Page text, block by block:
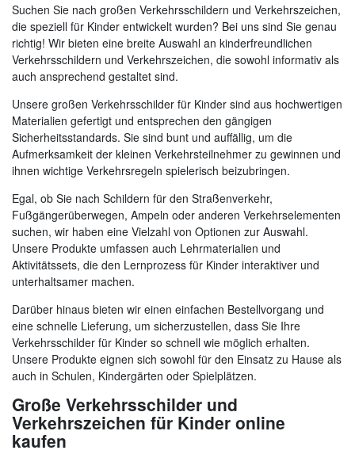
Suchen Sie nach großen Verkehrsschildern und Verkehrszeichen,
die speziell für Kinder entwickelt wurden? Bei uns sind Sie genau
richtig! Wir bieten eine breite Auswahl an kinderfreundlichen
Verkehrsschildern und Verkehrszeichen, die sowohl informativ als
auch ansprechend gestaltet sind.
Unsere großen Verkehrsschilder für Kinder sind aus hochwertigen
Materialien gefertigt und entsprechen den gängigen
Sicherheitsstandards. Sie sind bunt und auffällig, um die
Aufmerksamkeit der kleinen Verkehrsteilnehmer zu gewinnen und
ihnen wichtige Verkehrsregeln spielerisch beizubringen.
Egal, ob Sie nach Schildern für den Straßenverkehr,
Fußgängerüberwegen, Ampeln oder anderen Verkehrselementen
suchen, wir haben eine Vielzahl von Optionen zur Auswahl.
Unsere Produkte umfassen auch Lehrmaterialien und
Aktivitätssets, die den Lernprozess für Kinder interaktiver und
unterhaltsamer machen.
Darüber hinaus bieten wir einen einfachen Bestellvorgang und
eine schnelle Lieferung, um sicherzustellen, dass Sie Ihre
Verkehrsschilder für Kinder so schnell wie möglich erhalten.
Unsere Produkte eignen sich sowohl für den Einsatz zu Hause als
auch in Schulen, Kindergärten oder Spielplätzen.
Große Verkehrsschilder und
Verkehrszeichen für Kinder online
kaufen